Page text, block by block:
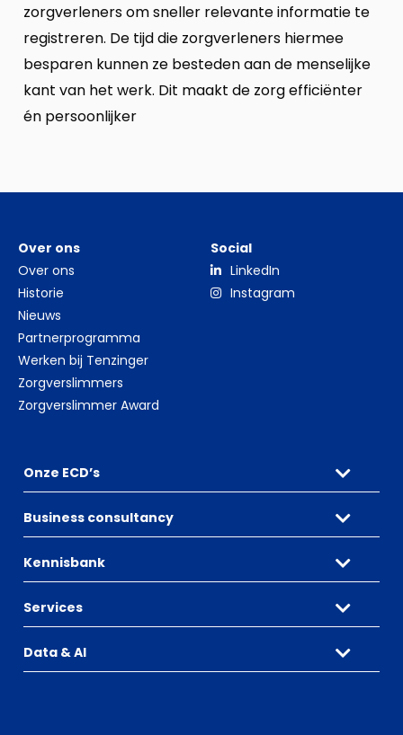
zorgverleners om sneller relevante informatie te
registreren. De tijd die zorgverleners hiermee
besparen kunnen ze besteden aan de menselijke
kant van het werk. Dit maakt de zorg efficiënter
én persoonlijker
Over ons
Over ons
Historie
Nieuws
Partnerprogramma
Werken bij Tenzinger
Zorgverslimmers
Zorgverslimmer Award
Social
LinkedIn
Instagram
Onze ECD’s
Business consultancy
Kennisbank
Services
Data & AI